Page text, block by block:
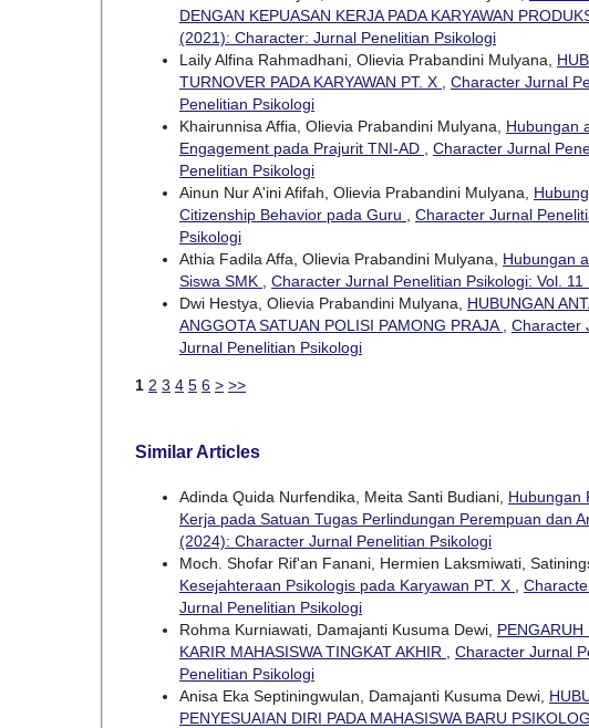
DENGAN KEPUASAN KERJA PADA KARYAWAN
(2021): Character: Jurnal Penelitian Psikologi
Laily Alfina Rahmadhani, Olievia Prabandini Mulyana,
TURNOVER PADA KARYAWAN PT. X
Character Jurnal
Penelitian Psikologi
Khairunnisa Affia, Olievia Prabandini Mulyana, Hubungan
Engagement pada Prajurit TNI-AD
Character Jurnal
Penelitian Psikologi
Ainun Nur A'ini Afifah, Olievia Prabandini Mulyana,
Citizenship Behavior pada Guru
Character Jurnal
Psikologi
Athia Fadila Affa, Olievia Prabandini Mulyana, Hubungan
Siswa SMK
Character Jurnal Penelitian Psikologi: Vol.
Dwi Hestya, Olievia Prabandini Mulyana, HUBUNGAN
ANGGOTA SATUAN POLISI PAMONG PRAJA
Character
Jurnal Penelitian Psikologi
1 2 3 4 5 6 > >>
Similar Articles
Adinda Quida Nurfendika, Meita Santi Budiani, Hubungan
Kerja pada Satuan Tugas Perlindungan Perempuan dan
(2024): Character Jurnal Penelitian Psikologi
Moch. Shofar Rif'an Fanani, Hermien Laksmiwati,
Kesejahteraan Psikologis pada Karyawan PT. X
Jurnal Penelitian Psikologi
Rohma Kurniawati, Damajanti Kusuma Dewi,
KARIR MAHASISWA TINGKAT AKHIR
Character Jurnal
Penelitian Psikologi
Anisa Eka Septiningwulan, Damajanti Kusuma Dewi,
PENYESUAIAN DIRI PADA MAHASISWA BARU